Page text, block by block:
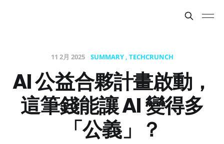
11 2月 2025 SUMMARY TECHCRUNCH
AI 公益合夥計畫啟動，
這筆錢能讓 AI 變得多
「公義」？